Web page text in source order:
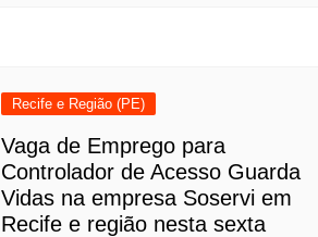
Recife e Região (PE)
Vaga de Emprego para
Controlador de Acesso Guarda
Vidas na empresa Soservi em
Recife e região nesta sexta